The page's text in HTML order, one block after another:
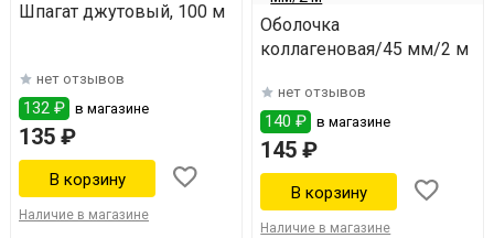
Шпагат джутовый, 100 м
нет отзывов
132 ₽ в магазине
135 ₽
Наличие в магазине
Оболочка
коллагеновая/45 мм/2 м
нет отзывов
140 ₽ в магазине
145 ₽
Наличие в магазине